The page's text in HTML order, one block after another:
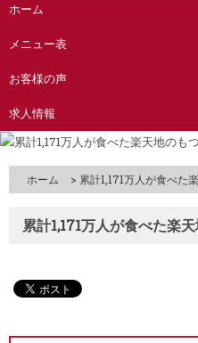
ホーム
メニュー表
お客様の声
求人情報
ホーム > 累計1,171万人が食べた
累計1,171万人が食べた楽